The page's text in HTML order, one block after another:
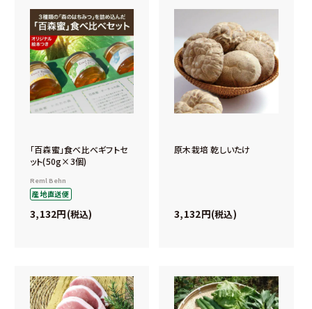
「百森蜜」食べ比べギフトセ
ット(50g×3個)
Reml Behn
産地直送便
3,132 税込
原木栽培 乾しいたけ
3,132 税込